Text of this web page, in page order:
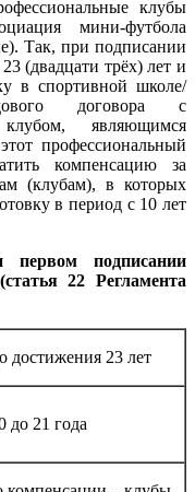
клубы
мини-футбола
Так, при подписании
(двадцати трёх) лет и
в спортивной школе/
договора с
являющимся
профессиональный
компенсацию за
(клубам), в которых
в период с 10 лет
первом подписании
22 Регламента
достижения 23 лет
до 21 года